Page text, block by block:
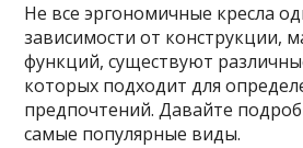
Не все эргономичные кресла
зависимости от конструкции,
функций, существуют
которых подходит для
предпочтений. Давайте
самые популярные виды.